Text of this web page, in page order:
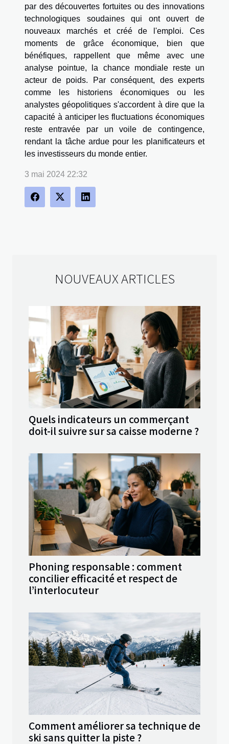
par des découvertes fortuites ou des innovations
technologiques soudaines qui ont ouvert de
nouveaux marchés et créé de l'emploi. Ces
moments de grâce économique, bien que
bénéfiques, rappellent que même avec une
analyse pointue, la chance mondiale reste un
acteur de poids. Par conséquent, des experts
comme les historiens économiques ou les
analystes géopolitiques s'accordent à dire que la
capacité à anticiper les fluctuations économiques
reste entravée par un voile de contingence,
rendant la tâche ardue pour les planificateurs et
les investisseurs du monde entier.
3 mai 2024 22:32
NOUVEAUX ARTICLES
Quels indicateurs un commerçant
doit-il suivre sur sa caisse moderne ?
Phoning responsable : comment
concilier efficacité et respect de
l’interlocuteur
Comment améliorer sa technique de
ski sans quitter la piste ?